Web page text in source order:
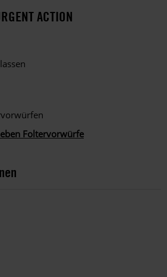
ACTION
Foltervorwürfe